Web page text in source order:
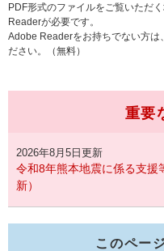
PDF形式のファイルをご覧いただ
Readerが必要です。
Adobe Readerをお持ちでない方は
ださい。（無料）
重要
2026年8月5日更新
令和8年熊本地震に係る支援
新）
このペー